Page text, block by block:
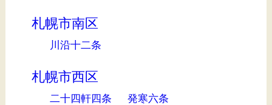
札幌市南区
川沿十二条
札幌市西区
二十四軒四条 発寒六条